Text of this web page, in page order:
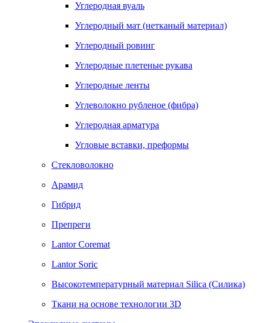
Углеродная вуаль
Углеродный мат (нетканый материал)
Углеродный ровинг
Углеродные плетеные рукава
Углеродные ленты
Углеволокно рубленое (фибра)
Углеродная арматура
Угловые вставки, преформы
Стекловолокно
Арамид
Гибрид
Препреги
Lantor Coremat
Lantor Soric
Высокотемпературный материал Siliсa (Силика)
Ткани на основе технологии 3D